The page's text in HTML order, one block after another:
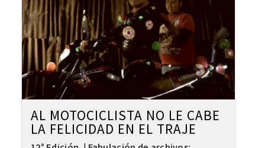
AL MOTOCICLISTA NO LE CABE
LA FELICIDAD EN EL TRAJE